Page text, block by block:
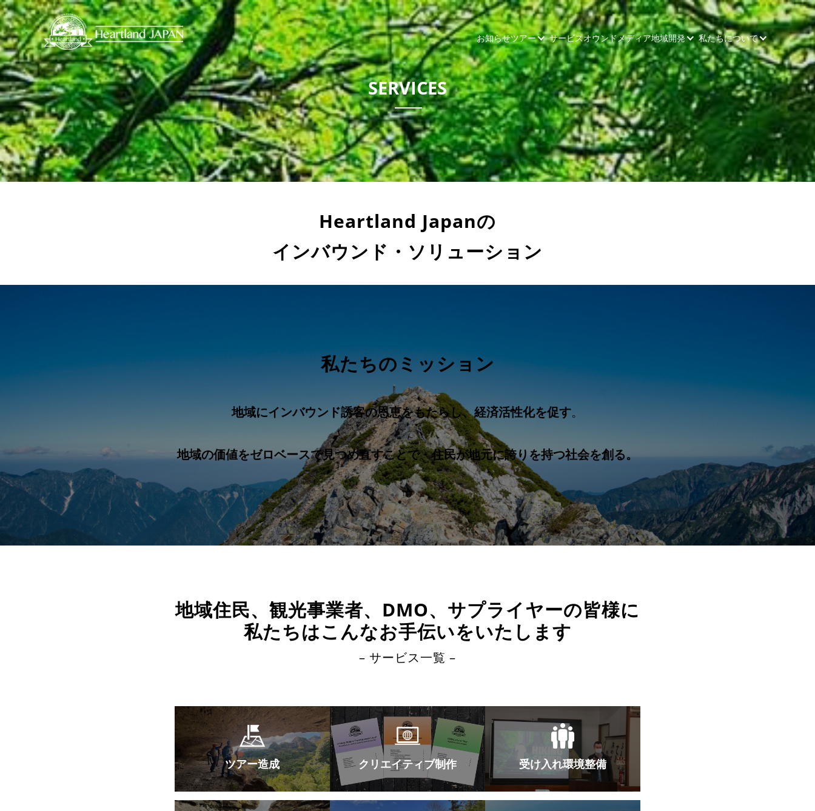
お知らせツアー サービスオウンドメディア地域開発 私たちについて
SERVICES
Heartland Japanの
インバウンド・ソリューション
私たちのミッション
地域にインバウンド誘客の恩恵をもたらし、経済活性化を促す。
地域の価値をゼロベースで見つめ直すことで、住民が地元に誇りを持つ社会を創る。
地域住民、 観光事業者、DMO、 サプライヤーの皆様に
私たちはこんなお手伝いをいたします
– サービス一覧 –
ツアー造成 クリエイティブ制作 受け入れ環境整備